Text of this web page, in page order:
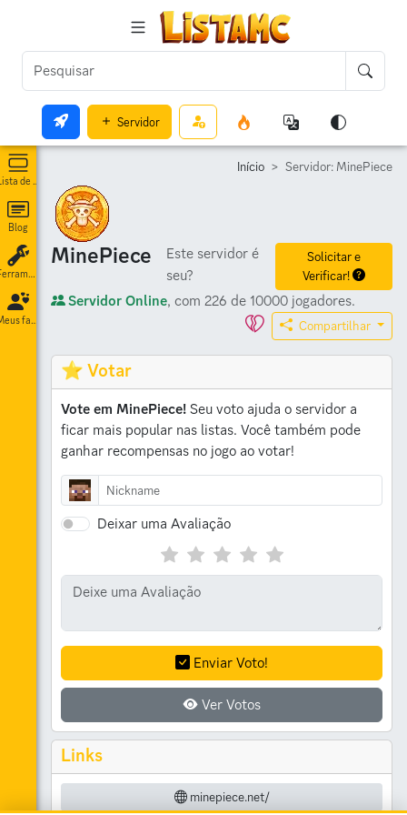
Servidor
Lista de servidores
Blog
Ferramentas
Meus favoritos
Início Servidor: MinePiece
MinePiece
Este servidor é
seu?
Solicitar e
Verificar!
Servidor Online, com 226 de 10000 jogadores.
Compartilhar
⭐ Votar
Vote em MinePiece! Seu voto ajuda o servidor a
ficar mais popular nas listas. Você também pode
ganhar recompensas no jogo ao votar!
Deixar uma Avaliação
Enviar Voto!
Ver Votos
Links
minepiece.net/